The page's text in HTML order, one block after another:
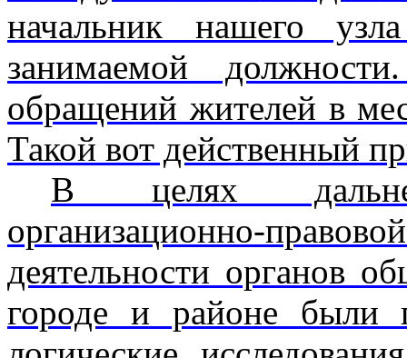
начальник нашего
занимаемой
обращений жителей в
Такой вот действенный
В целях
организационно-
деятельности органов
городе и районе были